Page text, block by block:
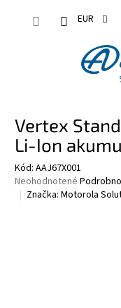
EUR
Vertex
Li-Ion
Kód: AAJ67X001
Priemerné
hodnotenie
Neohodnotené
Značka: Motorola